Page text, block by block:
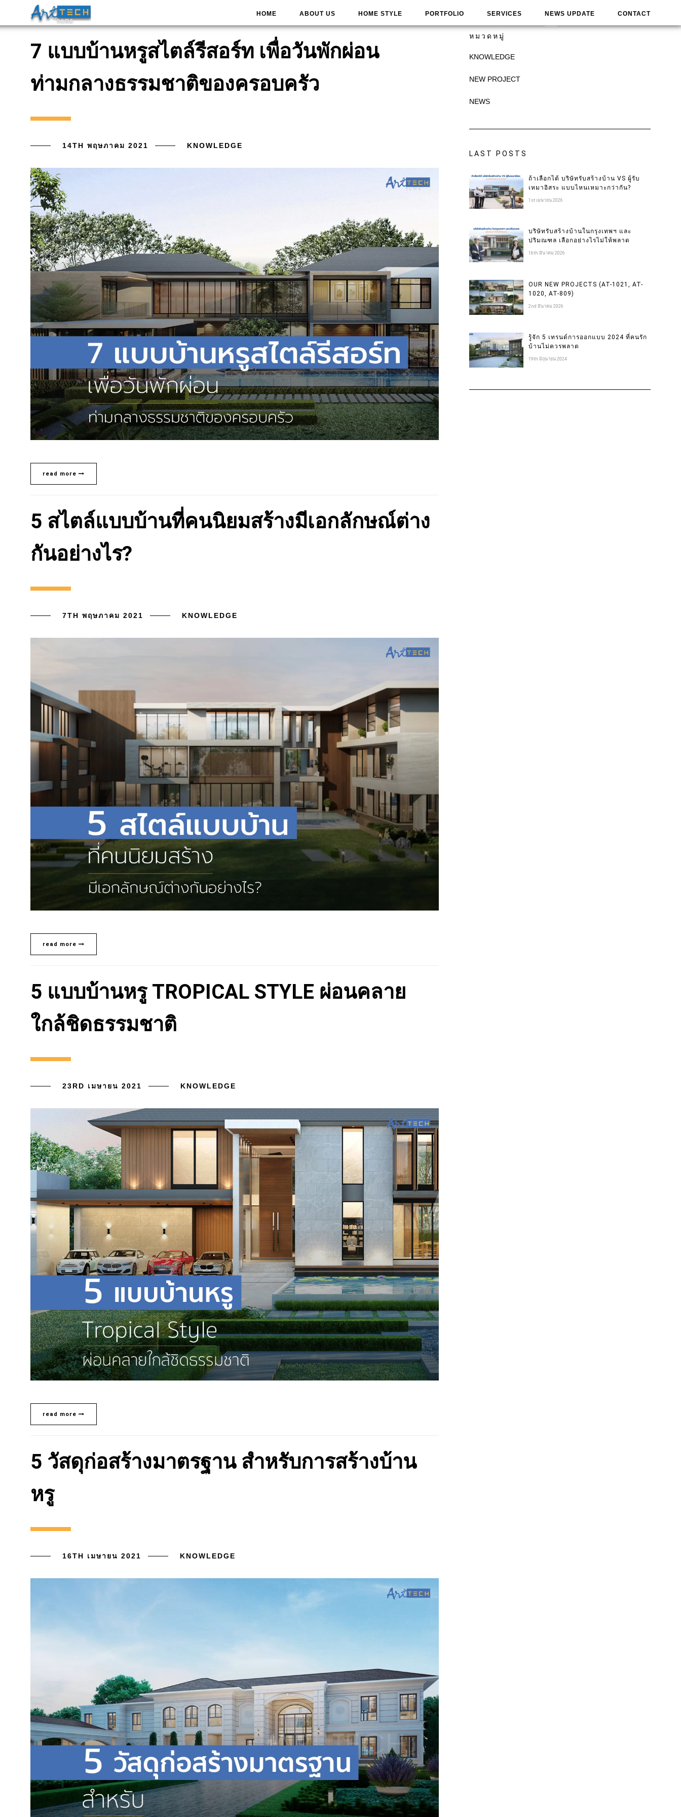
HOME ABOUT US HOME STYLE PORTFOLIO SERVICES NEWS UPDATE CONTACT
7 แบบบ้านหรูสไตล์รีสอร์ท เพื่อวันพักผ่อน
ท่ามกลางธรรมชาติของครอบครัว
14TH พฤษภาคม 2021 KNOWLEDGE
read more
5 สไตล์แบบบ้านที่คนนิยมสร้างมีเอกลักษณ์ต่าง
กันอย่างไร?
7TH พฤษภาคม 2021 KNOWLEDGE
read more
5 แบบบ้านหรู TROPICAL STYLE ผ่อนคลาย
ใกล้ชิดธรรมชาติ
23RD เมษายน 2021 KNOWLEDGE
read more
5 วัสดุก่อสร้างมาตรฐาน สำหรับการสร้างบ้าน
หรู
16TH เมษายน 2021 KNOWLEDGE
หมวดหมู่
KNOWLEDGE
NEW PROJECT
NEWS
LAST POSTS
ถ้าเลือกได้ บริษัทรับสร้างบ้าน VS ผู้รับ
เหมาอิสระ แบบไหนเหมาะกว่ากัน?
1st เมษายน 2026
บริษัทรับสร้างบ้านในกรุงเทพฯ และ
ปริมณฑล เลือกอย่างไรไม่ให้พลาด
16th มีนาคม 2026
OUR NEW PROJECTS (AT-1021, AT-
1020, AT-809)
2nd มีนาคม 2026
รู้จัก 5 เทรนด์การออกแบบ 2024 ที่คนรัก
บ้านไม่ควรพลาด
19th มิถุนายน 2024